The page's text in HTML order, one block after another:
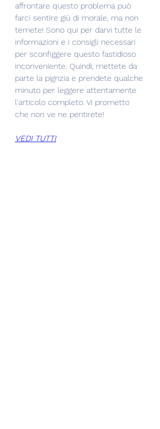
affrontare questo problema può
farci sentire giù di morale, ma non
temete! Sono qui per darvi tutte le
informazioni e i consigli necessari
per sconfiggere questo fastidioso
inconveniente. Quindi, mettete da
parte la pigrizia e prendete qualche
minuto per leggere attentamente
l'articolo completo. Vi prometto
che non ve ne pentirete!
VEDI TUTTI